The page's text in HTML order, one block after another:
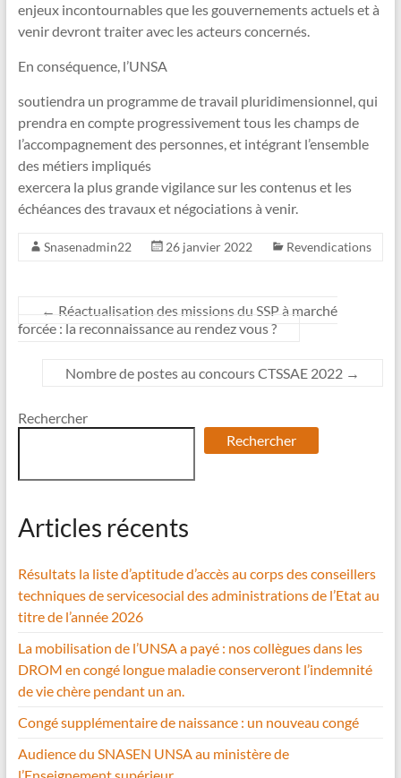
enjeux incontournables que les gouvernements actuels et à
venir devront traiter avec les acteurs concernés.
En conséquence, l’UNSA
soutiendra un programme de travail pluridimensionnel, qui
prendra en compte progressivement tous les champs de
l’accompagnement des personnes, et intégrant l’ensemble
des métiers impliqués
exercera la plus grande vigilance sur les contenus et les
échéances des travaux et négociations à venir.
Snasenadmin22 26 janvier 2022 Revendications
← Réactualisation des missions du SSP à marché
forcée : la reconnaissance au rendez vous ?
Nombre de postes au concours CTSSAE 2022 →
Rechercher
Rechercher
Articles récents
Résultats la liste d’aptitude d’accès au corps des conseillers
techniques de servicesocial des administrations de l’Etat au
titre de l’année 2026
La mobilisation de l’UNSA a payé : nos collègues dans les
DROM en congé longue maladie conserveront l’indemnité
de vie chère pendant un an.
Congé supplémentaire de naissance : un nouveau congé
Audience du SNASEN UNSA au ministère de